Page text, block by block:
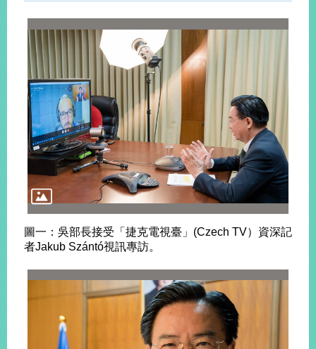
障
礙
網
站
說
明
聯
絡
們
圖一：吳部長接受「捷克電視臺」(Czech TV）資深記
者Jakub Szántó視訊專訪。